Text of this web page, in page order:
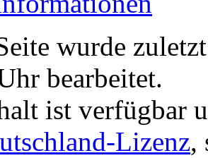
wurde
bearbeitet.
ist verfügbar
Lizenz,